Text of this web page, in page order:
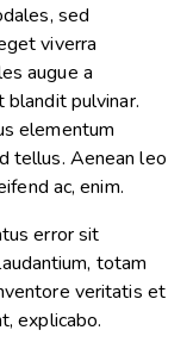
sed
viverra
augue a
blandit pulvinar.
elementum
tellus. Aenean leo
ac, enim.
error sit
totam
veritatis et
explicabo.